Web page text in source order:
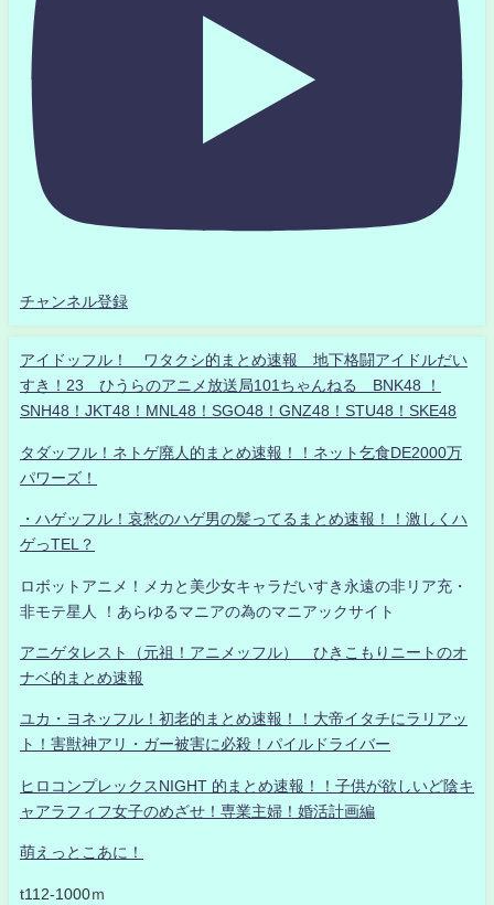
チャンネル登録
アイドッフル！ ワタクシ的まとめ速報 地下格闘アイドルだい
すき！23 ひうらのアニメ放送局101ちゃんねる BNK48 ！
SNH48！JKT48！MNL48！SGO48！GNZ48！STU48！SKE48
タダッフル！ネトゲ廃人的まとめ速報！！ネット乞食DE2000万
パワーズ！
・ハゲッフル！哀愁のハゲ男の髪ってるまとめ速報！！激しくハ
ゲっTEL？
ロボットアニメ！メカと美少女キャラだいすき永遠の非リア充・
非モテ星人 ！あらゆるマニアの為のマニアックサイト
アニゲタレスト（元祖！アニメッフル） ひきこもりニートのオ
ナベ的まとめ速報
ユカ・ヨネッフル！初老的まとめ速報！！大帝イタチにラリアッ
ト！害獣神アリ・ガー被害に必殺！パイルドライバー
ヒロコンプレックスNIGHT 的まとめ速報！！子供が欲しいど陰キ
ャアラフィフ女子のめざせ！専業主婦！婚活計画編
萌えっとこあに！
t112-1000ｍ